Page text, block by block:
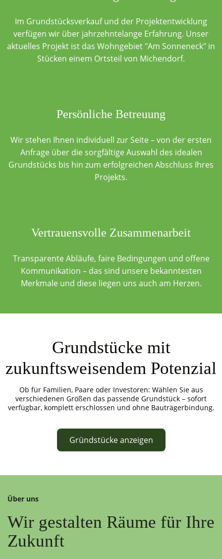
Im Grundstücksverkauf und der Projektentwicklung
verfügen wir über jahrzehntelange Erfahrung. Unser
aktuelles Projekt ist das Wohngebiet "Am Sonneneck" in
Stücken einem Ortsteil von Michendorf.
Persönliche Betreuung
Wir stehen Ihnen individuell zur Seite – von der ersten
Anfrage über die sorgfältige Auswahl des idealen
Grundstücks bis hin zum erfolgreichen Abschluss Ihres
Projekts.
Vertrauensvolle Zusammenarbeit
Transparente Abläufe, faire Bedingungen und offene
Kommunikation – das sind unsere bekanntesten
Merkmale und diese liegen uns auch am Herzen.
Grundstücke mit
zukunftsweisendem Potenzial
Ob für Familien, Paare oder Investoren: Wählen Sie aus
verschiedenen Größen das passende Grundstück – sofort
verfügbar, komplett erschlossen und ohne Bauträgerbindung.
Gründstücke anzeigen
Über uns
Wir gestalten Räume für Ihre
Zukunft